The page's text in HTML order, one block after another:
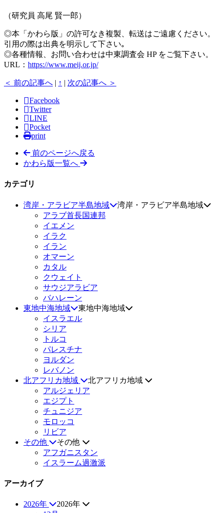
（研究員 高尾 賢一郎）
◎本「かわら版」の許可なき複製、転送はご遠慮ください。
引用の際は出典を明示して下さい｡
◎各種情報、お問い合わせは中東調査会 HP をご覧下さい。
URL： https://www.meij.or.jp/
＜ 前の記事へ | ↑ | 次の記事へ ＞
Facebook
Twitter
LINE
Pocket
print
前のページへ戻る
かわら版一覧へ
カテゴリ
湾岸・アラビア半島地域
湾岸・アラビア半島地域
アラブ首長国連邦
イエメン
イラク
イラン
オマーン
カタル
クウェイト
サウジアラビア
バハレーン
東地中海地域
東地中海地域
イスラエル
シリア
トルコ
パレスチナ
ヨルダン
レバノン
北アフリカ地域
北アフリカ地域
アルジェリア
エジプト
チュニジア
モロッコ
リビア
その他
その他
アフガニスタン
イスラーム過激派
アーカイブ
2026年
2026年